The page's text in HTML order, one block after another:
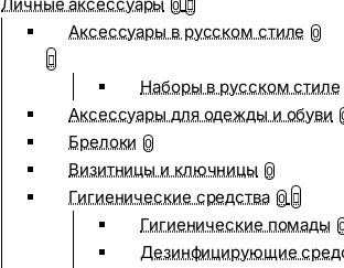
0
Аксессуары в русском стиле 0
Наборы в русском стиле
Аксессуары для одежды и обуви
Брелоки 0
Визитницы и ключницы 0
Гигиенические средства 0
Гигиенические помады
Дезинфицирующие